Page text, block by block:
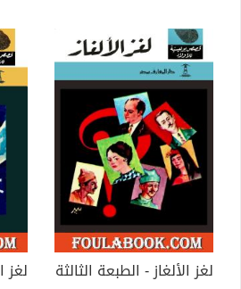
لغز الألغاز - الطبعة الثالثة